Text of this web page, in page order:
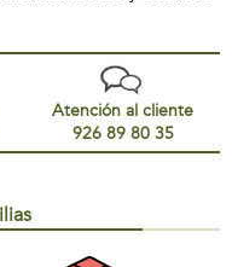
Atención al cliente
926 89 80 35